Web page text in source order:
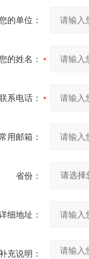
的单位：
的姓名：
系电话：
用邮箱：
省份：
细地址：
充说明：